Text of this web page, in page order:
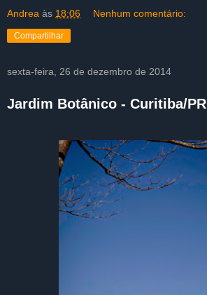
Andrea às 18:06 Nenhum comentário:
Compartilhar
sexta-feira, 26 de dezembro de 2014
Jardim Botânico - Curitiba/PR